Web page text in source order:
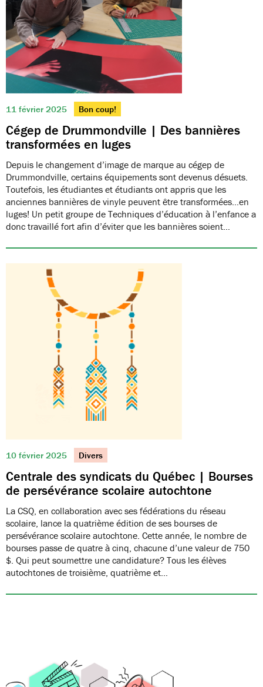
11 février 2025 Bon coup!
Cégep de Drummondville | Des bannières
transformées en luges
Depuis le changement d’image de marque au cégep de
Drummondville, certains équipements sont devenus désuets.
Toutefois, les étudiantes et étudiants ont appris que les
anciennes bannières de vinyle peuvent être transformées…en
luges! Un petit groupe de Techniques d’éducation à l’enfance a
donc travaillé fort afin d’éviter que les bannières soient…
10 février 2025 Divers
Centrale des syndicats du Québec | Bourses
de persévérance scolaire autochtone
La CSQ, en collaboration avec ses fédérations du réseau
scolaire, lance la quatrième édition de ses bourses de
persévérance scolaire autochtone. Cette année, le nombre de
bourses passe de quatre à cinq, chacune d’une valeur de 750
$. Qui peut soumettre une candidature? Tous les élèves
autochtones de troisième, quatrième et…